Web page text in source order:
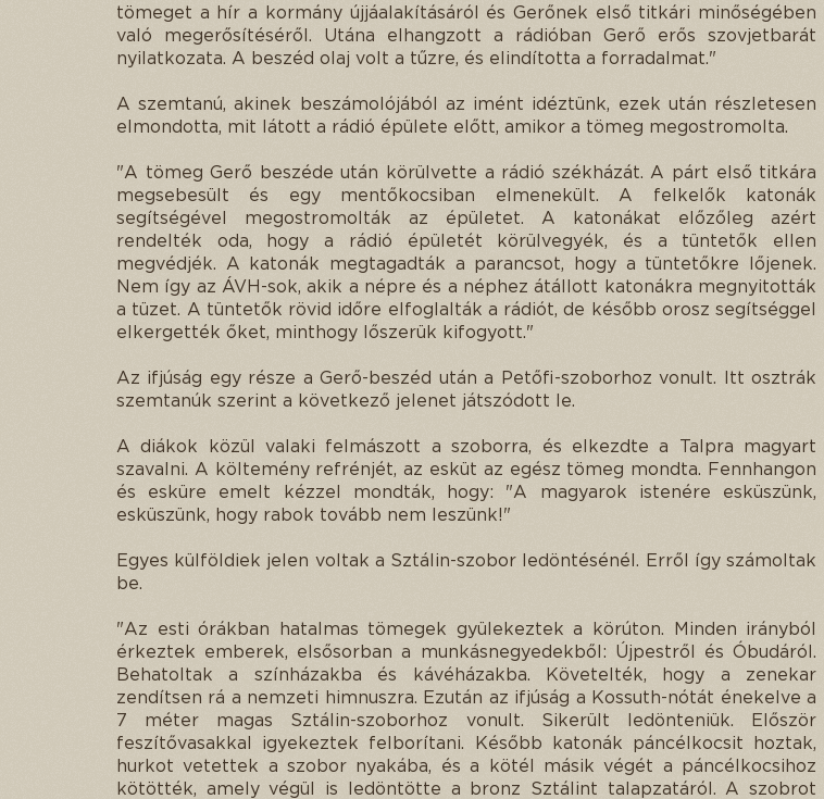
tömeget a hír a kormány újjáalakításáról és Gerőnek első titkári minőségében
való megerősítéséről. Utána elhangzott a rádióban Gerő erős szovjetbarát
nyilatkozata. A beszéd olaj volt a tűzre, és elindította a forradalmat."
A szemtanú, akinek beszámolójából az imént idéztünk, ezek után részletesen
elmondotta, mit látott a rádió épülete előtt, amikor a tömeg megostromolta.
"A tömeg Gerő beszéde után körülvette a rádió székházát. A párt első titkára
megsebesült és egy mentőkocsiban elmenekült. A felkelők katonák
segítségével megostromolták az épületet. A katonákat előzőleg azért
rendelték oda, hogy a rádió épületét körülvegyék, és a tüntetők ellen
megvédjék. A katonák megtagadták a parancsot, hogy a tüntetőkre lőjenek.
Nem így az ÁVH-sok, akik a népre és a néphez átállott katonákra megnyitották
a tüzet. A tüntetők rövid időre elfoglalták a rádiót, de később orosz segítséggel
elkergették őket, minthogy lőszerük kifogyott."
Az ifjúság egy része a Gerő-beszéd után a Petőfi-szoborhoz vonult. Itt osztrák
szemtanúk szerint a következő jelenet játszódott le.
A diákok közül valaki felmászott a szoborra, és elkezdte a Talpra magyart
szavalni. A költemény refrénjét, az esküt az egész tömeg mondta. Fennhangon
és esküre emelt kézzel mondták, hogy: "A magyarok istenére esküszünk,
esküszünk, hogy rabok tovább nem leszünk!"
Egyes külföldiek jelen voltak a Sztálin-szobor ledöntésénél. Erről így számoltak
be.
"Az esti órákban hatalmas tömegek gyülekeztek a körúton. Minden irányból
érkeztek emberek, elsősorban a munkásnegyedekből: Újpestről és Óbudáról.
Behatoltak a színházakba és kávéházakba. Követelték, hogy a zenekar
zendítsen rá a nemzeti himnuszra. Ezután az ifjúság a Kossuth-nótát énekelve a
7 méter magas Sztálin-szoborhoz vonult. Sikerült ledönteniük. Először
feszítővasakkal igyekeztek felborítani. Később katonák páncélkocsit hoztak,
hurkot vetettek a szobor nyakába, és a kötél másik végét a páncélkocsihoz
kötötték, amely végül is ledöntötte a bronz Sztálint talapzatáról. A szobrot